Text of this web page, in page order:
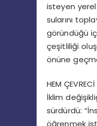
isteyen
sularını
göründüğü
çeşitliliği
önüne
HEM
İklim
sürdürdü: